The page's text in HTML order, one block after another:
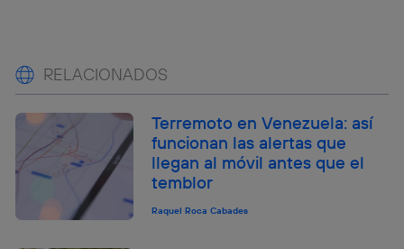
RELACIONADOS
Terremoto en Venezuela: así
funcionan las alertas que
llegan al móvil antes que el
temblor
Raquel Roca Cabades